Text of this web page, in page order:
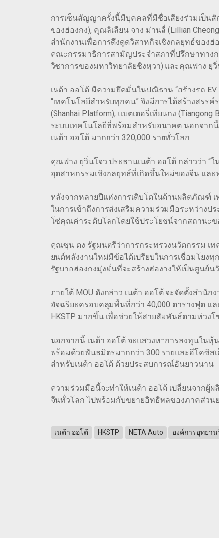
การเซ็นสัญญาครั้งนี้มีบุคคลที่มีชื่อเสียงร่วมเป็นสั
ของฮ่องกง), คุณลิเลียน จาง ม่านลี่ (Lillian
สำนักงานเพื่อการดึงดูดวิสาหกิจเชิงกลยุทธ์ของฮ่
คณะกรรมาธิการสามัญประจำสภาที่ปรึกษาทางก
วิชาการของมหาวิทยาลัยชิงหฺวา) และคุณฟาง ยฺวิ่
เนต้า ออโต้ มีความยึดมั่นในปณิธาน “สร้างรถ
“เทคโนโลยีสำหรับทุกคน” จึงมีการได้สร้างสรร
(Shanhai Platform), แบตเตอรี่เทียนกง
ระบบเทคโนโลยีที่พร้อมสำหรับอนาคต นอกจากนี้
เนต้า ออโต้ มากกว่า 320,000 รายทั่วโลก
คุณฟาง ยฺวิ่นโจว ประธานเนต้า ออโต้ กล่าวว่า “
อุตสาหกรรมเชิงกลยุทธ์ที่เกิดขึ้นใหม่ของจีน แล
หลังจากหลายปีแห่งการเติบโตในด้านผลิตภัณฑ์ เ
ในการเข้าถึงการส่งเสริมความร่วมมือระหว่างป
โซ่คุณค่าระดับโลกโดยใช้ประโยชน์จากสถานะข
คุณซุน ตง รัฐมนตรีว่าการกระทรวงนวัตกรรม เ
ยนต์พลังงานใหม่มีข้อได้เปรียบในการเชื่อมโยง
รัฐบาลฮ่องกงมุ่งมั่นที่จะสร้างฮ่องกงให้เป็นศูน
ภายใต้ MOU ดังกล่าว เนต้า ออโต้ จะจัดตั้งสำนั
อัจฉริยะครอบคลุมพื้นที่กว่า 40,000 ตารางฟุต แ
HKSTP มากขึ้น เพื่อช่วยให้สายสัมพันธ์ตามห่ว
นอกจากนี้ เนต้า ออโต้ จะแสวงหาการลงทุนในหุ้
พร้อมด้วยพันธมิตรมากกว่า 300 รายและอีโคซิส
สำหรับเนต้า ออโต้ ด้วยประสบการณ์อันยาวนาน
ความร่วมมือนี้จะทำให้เนต้า ออโต้ เปลี่ยนจากผู้
จีนทั่วโลก ไปพร้อมกับขยายอิทธิพลของภาคส่วน
เนต้า ออโต้ HKSTP NETA Auto องค์การอุทยา